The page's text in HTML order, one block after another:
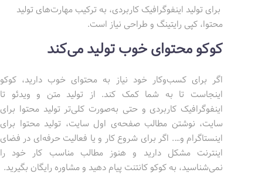
برای تولید اینفوگرافیک کاربردی، به ترکیب مهارت‌های تولید
محتوا، کپی رایتینگ و طراحی نیاز است.
کوکو محتوای خوب تولید می‌کند
اگر برای کسب‌وکار خود نیاز به محتوای خوب دارید، کوکو
اینجاست تا به شما کمک کند. از تولید متن و ویدئو تا
اینفوگرافیک کاربردی و حتی به‌صورت کلی‌تر تولید محتوا برای
سایت، نوشتن مطالب صفحه‌ی اول سایت، تولید محتوا برای
اینستاگرام و…. اگر برای شروع کار و یا فعالیت حرفه‌ای در فضای
اینترنت مشکل دارید و هنوز مطالب مناسب کار خود را
نمی‌شناسید، به کوکو کانتنت پیام دهید و مشاوره رایگان بگیرید.